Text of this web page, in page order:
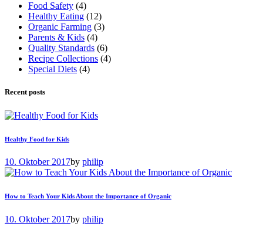
Food Safety (4)
Healthy Eating (12)
Organic Farming (3)
Parents & Kids (4)
Quality Standards (6)
Recipe Collections (4)
Special Diets (4)
Recent posts
Healthy Food for Kids
10. Oktober 2017by philip
How to Teach Your Kids About the Importance of Organic
10. Oktober 2017by philip